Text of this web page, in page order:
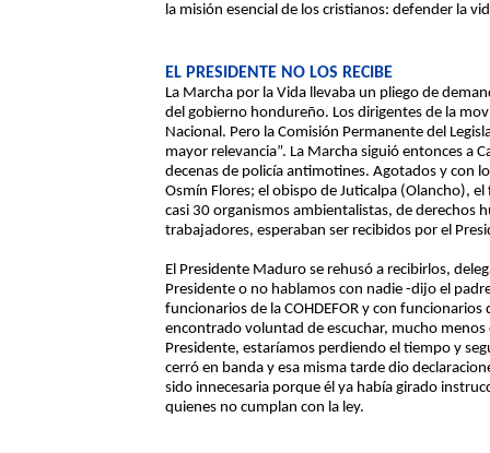
la misión esencial de los cristianos: defender la
EL PRESIDENTE NO LOS RECIBE
La Marcha por la Vida llevaba un pliego de
del gobierno hondureño. Los dirigentes de la
Nacional. Pero la Comisión Permanente del
mayor relevancia”. La Marcha siguió entonces a
decenas de policía antimotines. Agotados y con
Osmín Flores; el obispo de Juticalpa (Olancho),
casi 30 organismos ambientalistas, de derechos
trabajadores, esperaban ser recibidos por el
El Presidente Maduro se rehusó a recibirlos,
Presidente o no hablamos con nadie -dijo el
funcionarios de la COHDEFOR y con
encontrado voluntad de escuchar, mucho menos
Presidente, estaríamos perdiendo el tiempo y
cerró en banda y esa misma tarde dio
sido innecesaria porque él ya había girado
quienes no cumplan con la ley.